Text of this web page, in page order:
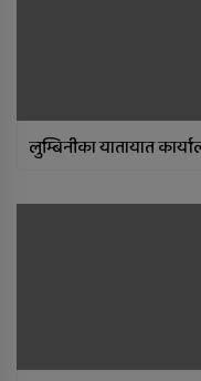
लुम्बिनीका यातायात